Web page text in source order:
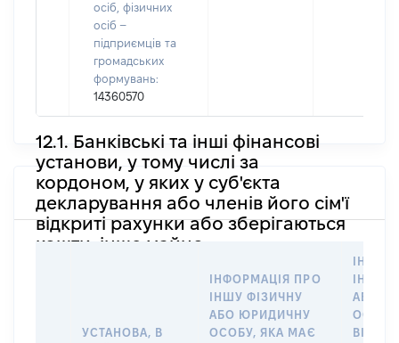
осіб, фізичних
осіб –
підприємців та
громадських
формувань:
14360570
12.1. Банківські та інші фінансові
установи, у тому числі за
кордоном, у яких у суб'єкта
декларування або членів його сім'ї
відкриті рахунки або зберігаються
кошти, інше майно
УСТАНОВА, В
ІНФОРМАЦІЯ ПРО
ІНШУ ФІЗИЧНУ
АБО ЮРИДИЧНУ
ОСОБУ, ЯКА МАЄ
ІНШУ
АБО